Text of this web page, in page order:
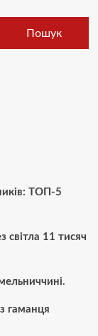
Пошук
ТОП-5
світла 11 тисяч
гаманця